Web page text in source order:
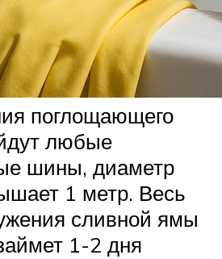
поглощающего
любые
шины, диаметр
1 метр. Весь
сливной ямы
1-2 дня